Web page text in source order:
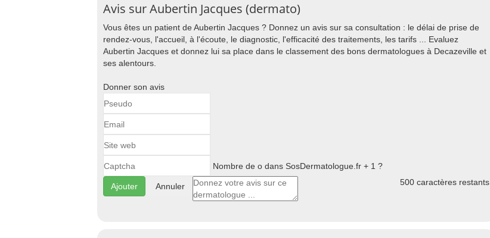
Avis sur Aubertin Jacques (dermato)
Vous êtes un patient de Aubertin Jacques ? Donnez un avis sur sa consultation : le délai de prise de
rendez-vous, l'accueil, à l'écoute, le diagnostic, l'efficacité des traitements, les tarifs ... Evaluez
Aubertin Jacques et donnez lui sa place dans le classement des bons dermatologues à Decazeville et
ses alentours.
Donner son avis
Nombre de o dans SosDermatologue.fr + 1 ?
Annuler 500 caractères restants